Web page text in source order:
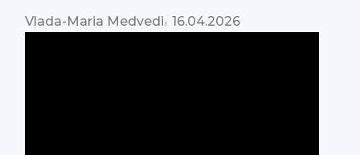
Vlada-Maria Medvedi,16.04.2026